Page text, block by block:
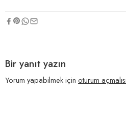
Bir yanıt yazın
Yorum yapabilmek için oturum